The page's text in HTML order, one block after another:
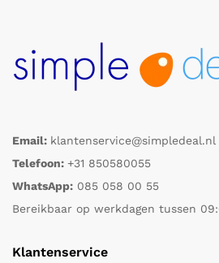
Email: klantenservice@simpledeal.nl
Telefoon: +31 850580055
WhatsApp: 085 058 00 55
Bereikbaar op werkdagen tussen
Klantenservice